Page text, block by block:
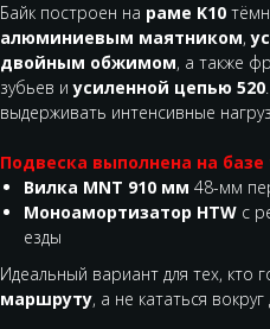
Байк построен на раме K10
алюминиевым маятником,
двойным обжимом, а также
зубьев иусиленной цепью 520
выдерживать интенсивные
Подвеска выполнена на
Вилка MNT 910 мм 48-мм
Моноамортизатор HTW с
езды
Идеальный вариант для тех, кто
маршруту, а не кататься вокруг